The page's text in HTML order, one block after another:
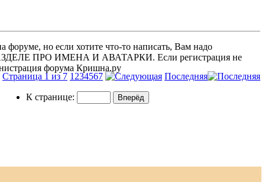
но если хотите что-то написать, Вам надо
РАЗДЕЛЕ ПРО ИМЕНА И АВАТАРКИ. Если регистрация не
форума Кришна.ру
Страница 1 из 7 1 234567 Последняя
К странице: